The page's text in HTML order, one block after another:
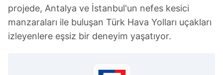
projede, Antalya ve İstanbul'un nefes kesici
manzaraları ile buluşan Türk Hava Yolları uçakları
izleyenlere eşsiz bir deneyim yaşatıyor.